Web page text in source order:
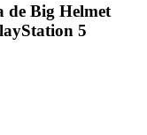
de Big Helmet
5